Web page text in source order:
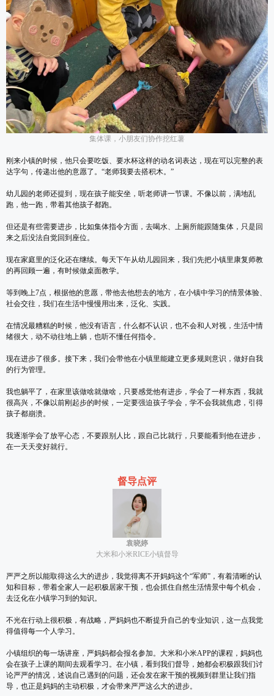
集体课，小朋友们协作挖红薯
刚来小镇的时候，他只会要吃饭、要水杯这样的动名词表达，现在可以完整的表
达字句，传递出他的意愿了。“老师我要去搭积木。”
幼儿园的老师还提到，现在孩子能安坐，听老师讲一节课。不像以前，满地乱
跑，他一跑，带着其他孩子都跑。
但还是有些需要进步，比如集体指令方面，去喝水、上厕所能跟随集体，只是回
来之后没法自觉回到座位。
现在家庭里的泛化还在继续。每天下午从幼儿园回来，我们先把小镇里康复师教
的再回顾一遍，有时候做桌面教学。
等到晚上7点，根据他的意愿，带他去他想去的地方，在小镇中学习的情景体验、
社会交往，我们在生活中慢慢用出来，泛化、实践。
在情况最糟糕的时候，他没有语言，什么都不认识，也不会和人对视，生活中情
绪很大，动不动往地上躺，也听不懂任何指令。
现在进步了很多。接下来，我们会带他在小镇里能建立更多规则意识，做好自我
的行为管理。
我也躺平了，在家里该做啥就做啥，只要感觉他有进步，学会了一样东西，我就
很高兴，不像以前刚起步的时候，一定要强迫孩子学会，学不会我就焦虑，引得
孩子都崩溃。
我逐渐学会了放平心态，不要跟别人比，跟自己比就行，只要能看到他在进步，
在一天天变好就行。
督导点评
袁晓婷
大米和小米RICE小镇督导
严严之所以能取得这么大的进步，我觉得离不开妈妈这个“军师”，有着清晰的认
知和目标，带着全家人一起积极居家干预，也会抓住自然生活情景中每个机会，
去泛化在小镇学习到的知识。
不光在行动上很积极，有战略，严妈妈也不断提升自己的专业知识，这一点我觉
得值得每一个人学习。
小镇组织的每一场讲座，严妈妈都会报名参加。大米和小米APP的课程，妈妈也
会在孩子上课的期间去观看学习。在小镇，看到我们督导，她都会积极跟我们讨
论严严的情况，述说自己遇到的问题，还会发在家干预的视频到群里让我们指
导，也正是妈妈的主动积极，才会带来严严这么大的进步。